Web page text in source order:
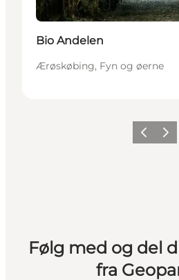
Bio Andelen
Ærøskøbing, Fyn og øerne
ForrigeNæste
Følg med og del
fra